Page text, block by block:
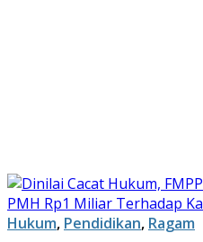
Hukum, Pendidikan, Ragam